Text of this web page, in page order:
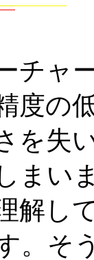
チャ
度の
を失
まい
解し
。そ